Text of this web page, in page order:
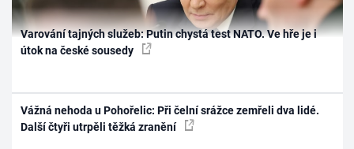
Varování tajných služeb: Putin chystá test NATO. Ve hře je i
útok na české sousedy
Vážná nehoda u Pohořelic: Při čelní srážce zemřeli dva lidé.
Další čtyři utrpěli těžká zranění